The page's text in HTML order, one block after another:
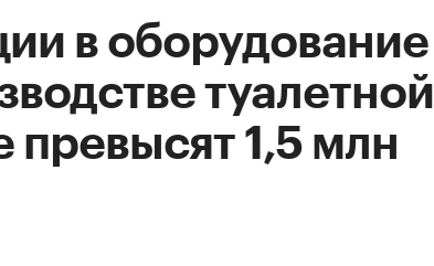
в оборудование
туалетной
превысят 1,5 млн